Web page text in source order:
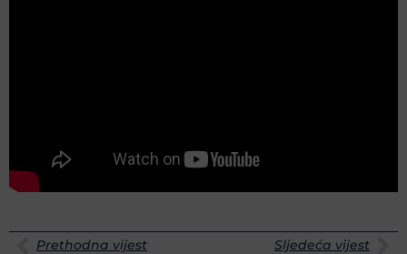
Prethodna vijest Sljedeća vijest